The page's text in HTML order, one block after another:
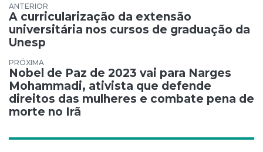
Navegação de Post
A curricularização da extensão
universitária nos cursos de graduação da
Unesp
Nobel de Paz de 2023 vai para Narges
Mohammadi, ativista que defende
direitos das mulheres e combate pena de
morte no Irã